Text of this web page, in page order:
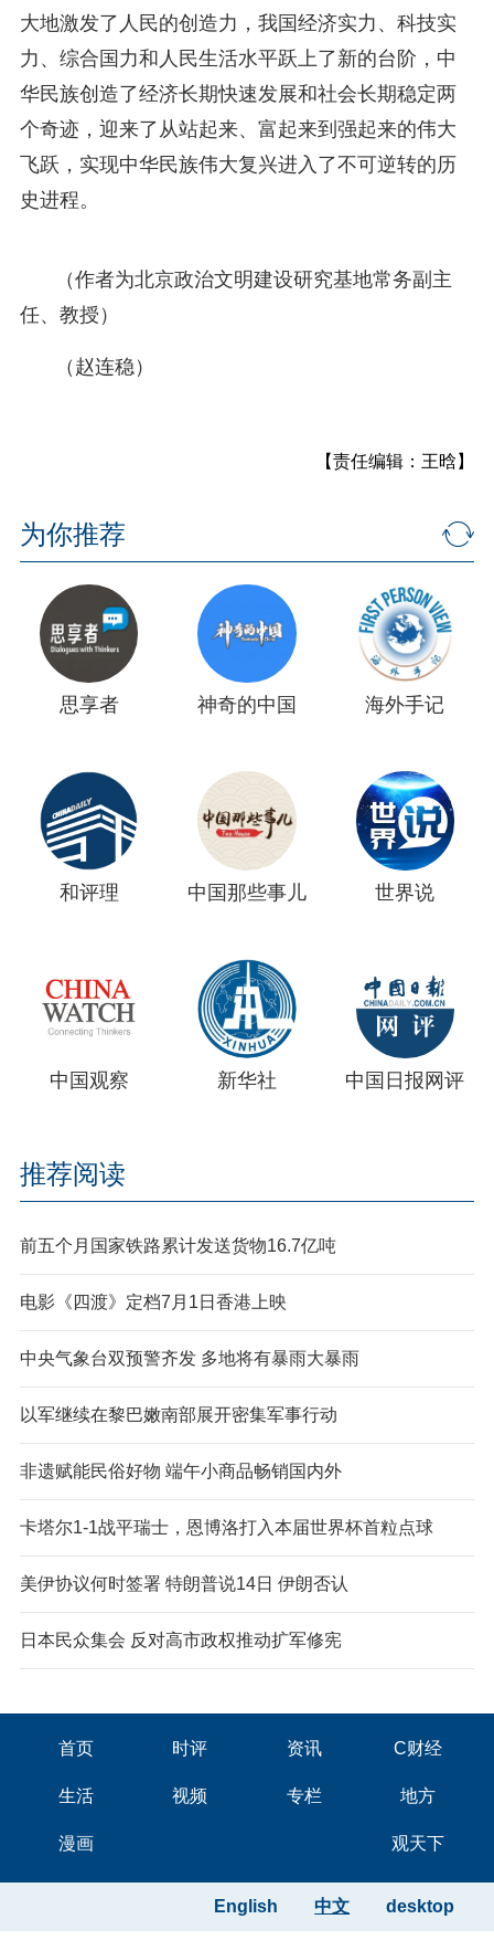
大地激发了人民的创造力，我国经济实力、科技实
力、综合国力和人民生活水平跃上了新的台阶，中
华民族创造了经济长期快速发展和社会长期稳定两
个奇迹，迎来了从站起来、富起来到强起来的伟大
飞跃，实现中华民族伟大复兴进入了不可逆转的历
史进程。
（作者为北京政治文明建设研究基地常务副主
任、教授）
（赵连稳）
【责任编辑：王晗】
为你推荐
思享者 神奇的中国 海外手记
和评理 中国那些事儿 世界说
中国观察 新华社 中国日报网评
推荐阅读
前五个月国家铁路累计发送货物16.7亿吨
电影《四渡》定档7月1日香港上映
中央气象台双预警齐发 多地将有暴雨大暴雨
以军继续在黎巴嫩南部展开密集军事行动
非遗赋能民俗好物 端午小商品畅销国内外
卡塔尔1-1战平瑞士，恩博洛打入本届世界杯首粒点球
美伊协议何时签署 特朗普说14日 伊朗否认
日本民众集会 反对高市政权推动扩军修宪
首页 时评 资讯 C财经
生活 视频 专栏 地方
漫画 观天下
desktop
中文
English